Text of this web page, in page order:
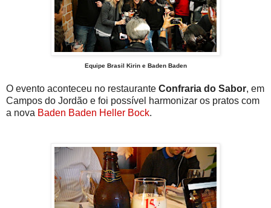
Equipe Brasil Kirin e Baden Baden
O evento aconteceu no restaurante Confraria do Sabor, em
Campos do Jordão e foi possível harmonizar os pratos com
a nova Baden Baden Heller Bock.